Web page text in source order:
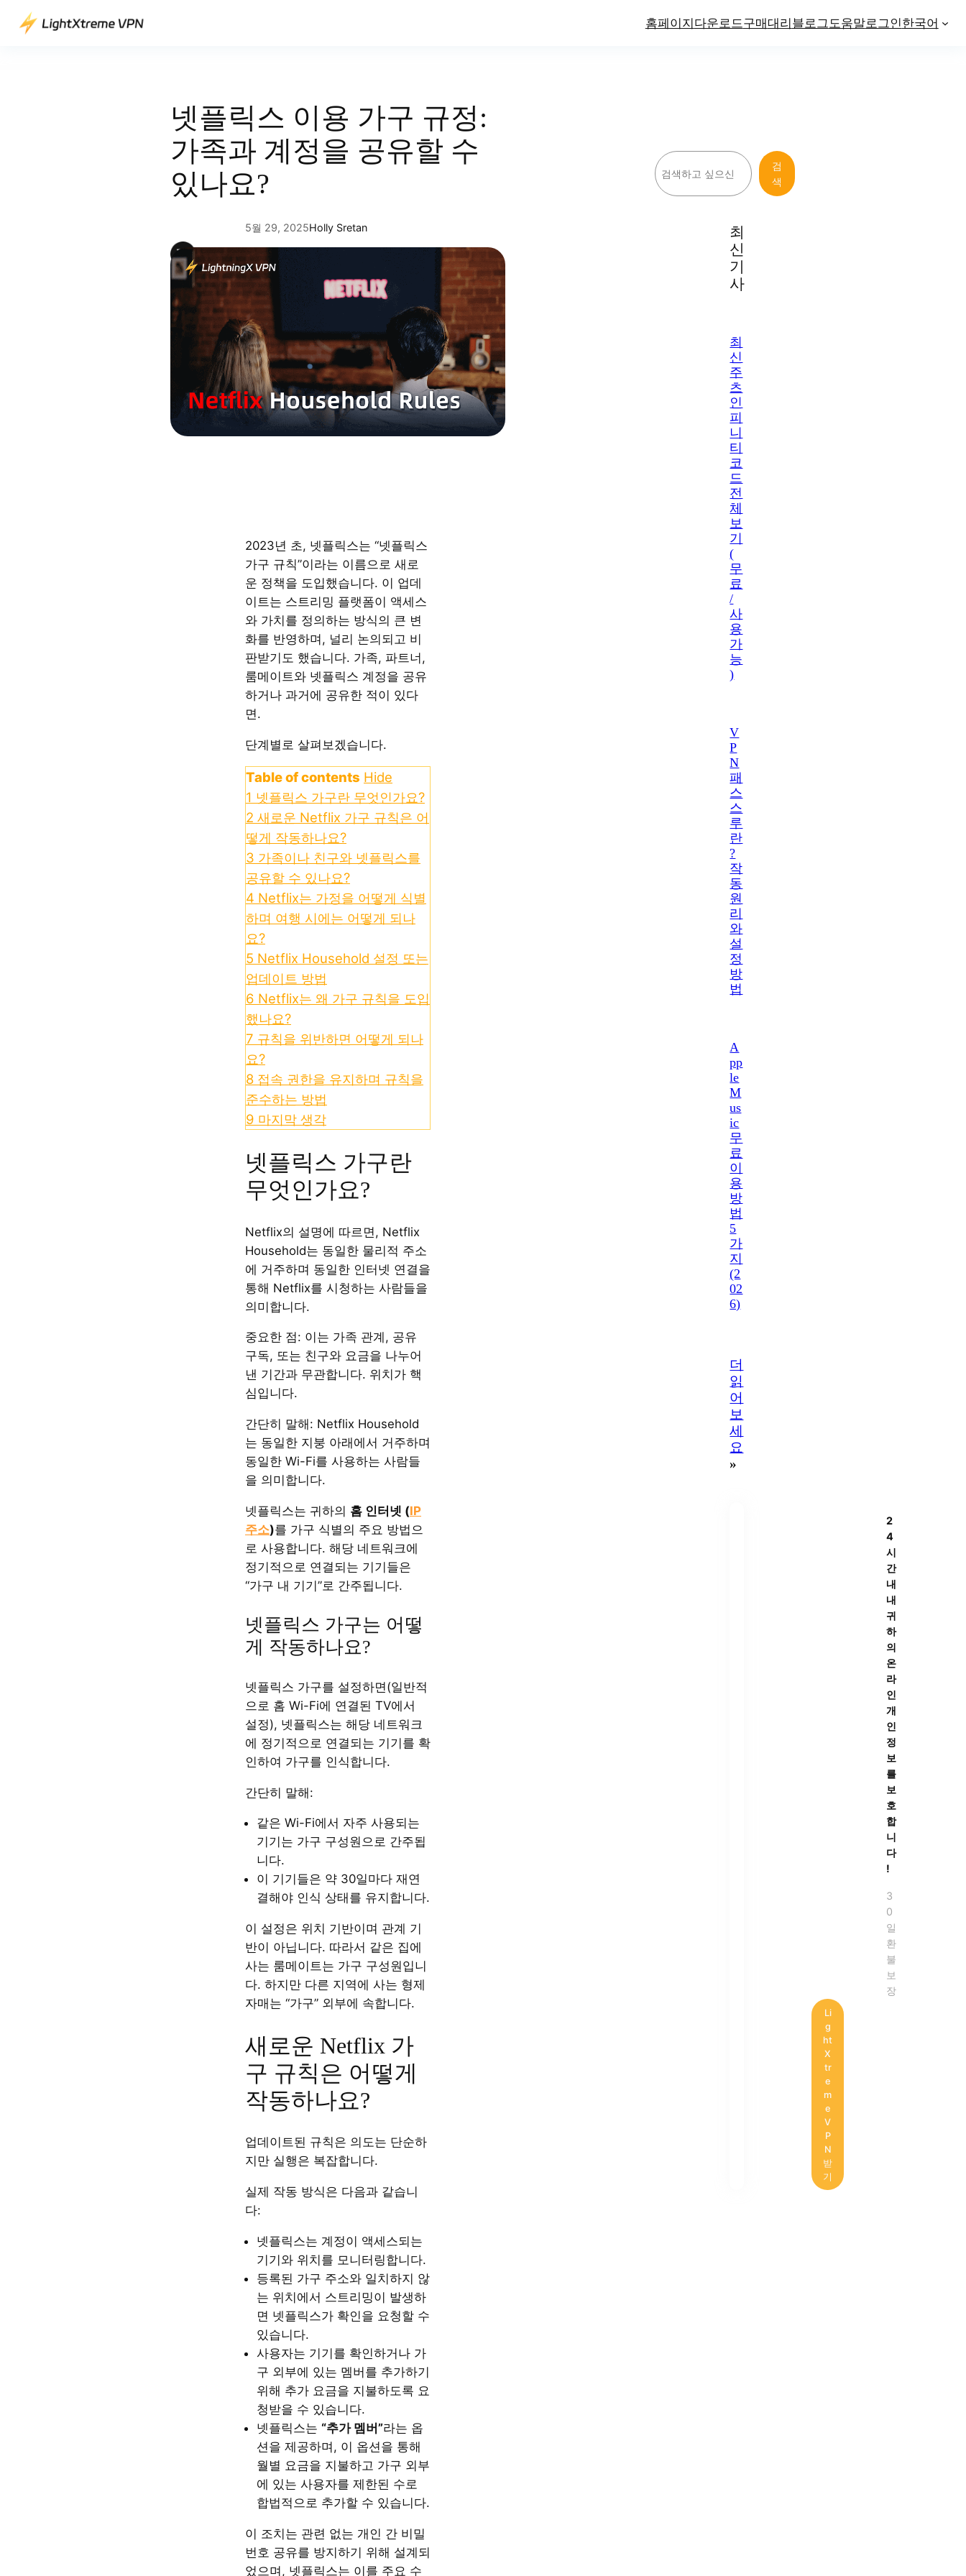
홈페이지다운로드구매대리블로그 도움말로그인한국어
넷플릭스 이용 가구 규정:
가족과 계정을 공유할 수
있나요?
5월 29, 2025Holly Sretan
2023년 초, 넷플릭스는 “넷플릭스
가구 규칙”이라는 이름으로 새로
운 정책을 도입했습니다. 이 업데
이트는 스트리밍 플랫폼이 액세스
와 가치를 정의하는 방식의 큰 변
화를 반영하며, 널리 논의되고 비
판받기도 했습니다. 가족, 파트너,
룸메이트와 넷플릭스 계정을 공유
하거나 과거에 공유한 적이 있다
면.
단계별로 살펴보겠습니다.
Table of contents Hide
1 넷플릭스 가구란 무엇인가요?
2 새로운 Netflix 가구 규칙은 어
떻게 작동하나요?
3 가족이나 친구와 넷플릭스를
공유할 수 있나요?
4 Netflix는 가정을 어떻게 식별
하며 여행 시에는 어떻게 되나
요?
5 Netflix Household 설정 또는
업데이트 방법
6 Netflix는 왜 가구 규칙을 도입
했나요?
7 규칙을 위반하면 어떻게 되나
요?
8 접속 권한을 유지하며 규칙을
준수하는 방법
9 마지막 생각
넷플릭스 가구란
무엇인가요?
Netflix의 설명에 따르면, Netflix
Household는 동일한 물리적 주소
에 거주하며 동일한 인터넷 연결을
통해 Netflix를 시청하는 사람들을
의미합니다.
중요한 점: 이는 가족 관계, 공유
구독, 또는 친구와 요금을 나누어
낸 기간과 무관합니다. 위치가 핵
심입니다.
간단히 말해: Netflix Household
는 동일한 지붕 아래에서 거주하며
동일한 Wi-Fi를 사용하는 사람들
을 의미합니다.
넷플릭스는 귀하의 홈 인터넷 (IP
주소)를 가구 식별의 주요 방법으
로 사용합니다. 해당 네트워크에
정기적으로 연결되는 기기들은
“가구 내 기기”로 간주됩니다.
넷플릭스 가구는 어떻
게 작동하나요?
넷플릭스 가구를 설정하면(일반적
으로 홈 Wi-Fi에 연결된 TV에서
설정), 넷플릭스는 해당 네트워크
에 정기적으로 연결되는 기기를 확
인하여 가구를 인식합니다.
간단히 말해:
같은 Wi-Fi에서 자주 사용되는
기기는 가구 구성원으로 간주됩
니다.
이 기기들은 약 30일마다 재연
결해야 인식 상태를 유지합니다.
이 설정은 위치 기반이며 관계 기
반이 아닙니다. 따라서 같은 집에
사는 룸메이트는 가구 구성원입니
다. 하지만 다른 지역에 사는 형제
자매는 “가구” 외부에 속합니다.
새로운 Netflix 가
구 규칙은 어떻게
작동하나요?
업데이트된 규칙은 의도는 단순하
지만 실행은 복잡합니다.
실제 작동 방식은 다음과 같습니
다:
넷플릭스는 계정이 액세스되는
기기와 위치를 모니터링합니다.
등록된 가구 주소와 일치하지 않
는 위치에서 스트리밍이 발생하
면 넷플릭스가 확인을 요청할 수
있습니다.
사용자는 기기를 확인하거나 가
구 외부에 있는 멤버를 추가하기
위해 추가 요금을 지불하도록 요
청받을 수 있습니다.
넷플릭스는 “추가 멤버”라는 옵
션을 제공하며, 이 옵션을 통해
월별 요금을 지불하고 가구 외부
에 있는 사용자를 제한된 수로
합법적으로 추가할 수 있습니다.
이 조치는 관련 없는 개인 간 비밀
번호 공유를 방지하기 위해 설계되
었으며, 넷플릭스는 이를 주요 수
검
색
검
색
최
신
기
사
최
신
주
츠
인
피
니
티
코
드
전
체
보
기
(
무
료
/
사
용
가
능
)
V
P
N
패
스
스
루
란
?
작
동
원
리
와
설
정
방
법
A
pp
le
M
us
ic
무
료
이
용
방
법
5
가
지
(2
02
6)
더
읽
어
보
세
요
»
2
4
시
간
내
내
귀
하
의
온
라
인
개
인
정
보
를
보
호
합
니
다
!
3
0
일
환
불
보
장
Li
g
ht
X
tr
e
m
e
V
P
N
받
기